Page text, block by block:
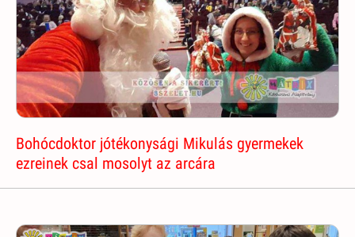
Bohócdoktor jótékonysági Mikulás gyermekek
ezreinek csal mosolyt az arcára